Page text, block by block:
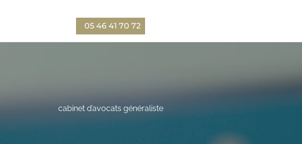
05 46 41 70 72
cabinet d’avocats généraliste